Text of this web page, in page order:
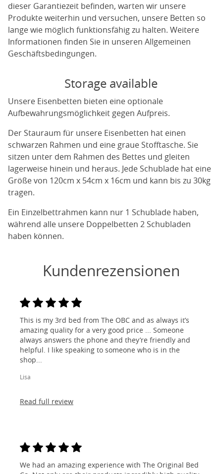
dieser Garantiezeit befinden, warten wir unsere
Produkte weiterhin und versuchen, unsere Betten so
lange wie möglich funktionsfähig zu halten. Weitere
Informationen finden Sie in unseren Allgemeinen
Geschäftsbedingungen.
Storage available
Unsere Eisenbetten bieten eine optionale
Aufbewahrungsmöglichkeit gegen Aufpreis.
Der Stauraum für unsere Eisenbetten hat einen
schwarzen Rahmen und eine graue Stofftasche. Sie
sitzen unter dem Rahmen des Bettes und gleiten
lagerweise hinein und heraus. Jede Schublade hat eine
Größe von 120cm x 54cm x 16cm und kann bis zu 30kg
tragen.
Ein Einzelbettrahmen kann nur 1 Schublade haben,
während alle unsere Doppelbetten 2 Schubladen
haben können.
Kundenrezensionen
This is my 3rd bed from The OBC and as always it’s
amazing quality for a very good price ... Someone
always answers the phone and they’re friendly and
helpful. I like speaking to someone who is in the
shop...
Lisa
Read full review
We had an amazing experience with The Original Bed